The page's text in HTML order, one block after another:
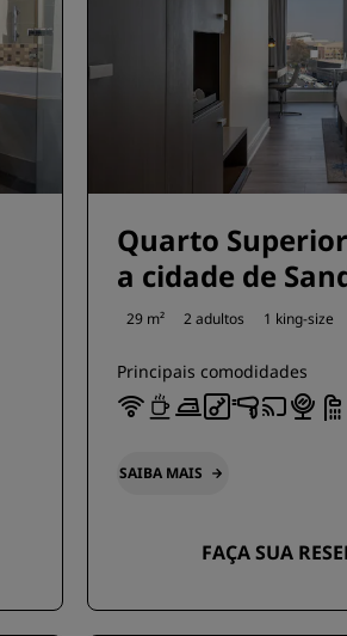
Quarto
a cidade de
29 m² 2 adultos 1 king-size
Principais comodidades
SAIBA MAIS
FAÇA SUA